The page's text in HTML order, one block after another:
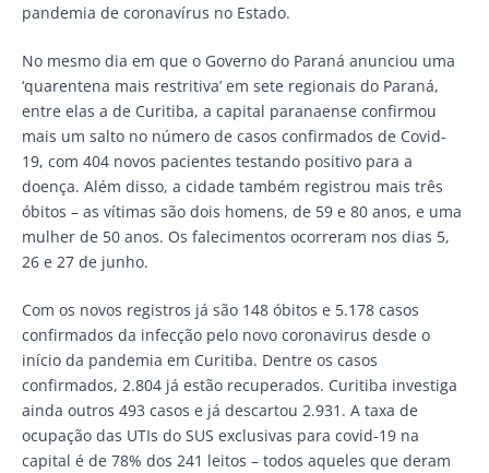
pandemia de coronavírus no Estado.
No mesmo dia em que o Governo do Paraná anunciou uma
‘quarentena mais restritiva’ em sete regionais do Paraná,
entre elas a de Curitiba, a capital paranaense confirmou
mais um salto no número de casos confirmados de Covid-
19, com 404 novos pacientes testando positivo para a
doença. Além disso, a cidade também registrou mais três
óbitos – as vítimas são dois homens, de 59 e 80 anos, e uma
mulher de 50 anos. Os falecimentos ocorreram nos dias 5,
26 e 27 de junho.
Com os novos registros já são 148 óbitos e 5.178 casos
confirmados da infecção pelo novo coronavirus desde o
início da pandemia em Curitiba. Dentre os casos
confirmados, 2.804 já estão recuperados. Curitiba investiga
ainda outros 493 casos e já descartou 2.931. A taxa de
ocupação das UTIs do SUS exclusivas para covid-19 na
capital é de 78% dos 241 leitos – todos aqueles que deram